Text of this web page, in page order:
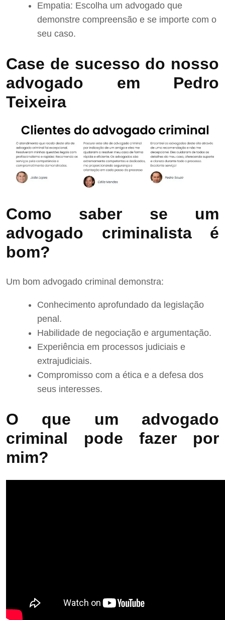
Empatia: Escolha um advogado que
demonstre compreensão e se importe com o
seu caso.
Case de sucesso do nosso
advogado em Pedro
Teixeira
Como saber se um
advogado criminalista é
bom?
Um bom advogado criminal demonstra:
Conhecimento aprofundado da legislação
penal.
Habilidade de negociação e argumentação.
Experiência em processos judiciais e
extrajudiciais.
Compromisso com a ética e a defesa dos
seus interesses.
O que um advogado
criminal pode fazer por
mim?